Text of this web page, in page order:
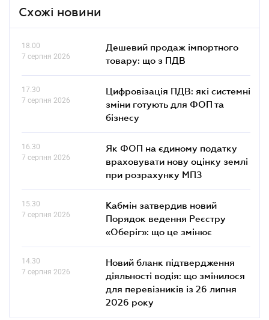
Схожі новини
18.00
7 серпня 2026
Дешевий продаж імпортного
товару: що з ПДВ
17.30
7 серпня 2026
Цифровізація ПДВ: які системні
зміни готують для ФОП та
бізнесу
16.30
7 серпня 2026
Як ФОП на єдиному податку
враховувати нову оцінку землі
при розрахунку МПЗ
15.30
7 серпня 2026
Кабмін затвердив новий
Порядок ведення Реєстру
«Оберіг»: що це змінює
14.30
7 серпня 2026
Новий бланк підтвердження
діяльності водія: що змінилося
для перевізників із 26 липня
2026 року